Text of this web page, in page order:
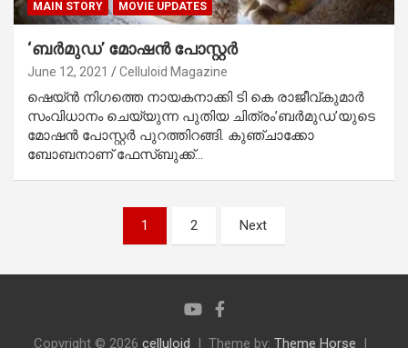
MAIN STORY MOVIE UPDATES
‘ബര്‍മുഡ’ മോഷന്‍ പോസ്റ്റര്‍
June 12, 2021 Celluloid Magazine
ഷെയ്ന്‍ നിഗത്തെ നായകനാക്കി ടി കെ രാജീവ്കുമാര്‍
സംവിധാനം ചെയ്യുന്ന പുതിയ ചിത്രം’ബര്‍മുഡ’യുടെ
മോഷന്‍ പോസ്റ്റര്‍ പുറത്തിറങ്ങി. കുഞ്ചാക്കോ
ബോബനാണ് ഫേസ്ബുക്ക്…
1 2 Next
Copyright © 2026 celluloid Theme by: Theme Horse